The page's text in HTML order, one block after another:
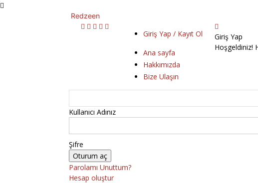
Redzeen
Giriş Yap / Kayıt Ol
Ana sayfa
Hakkımızda
Bize Ulaşın
Giriş Yap
Hoşgeldiniz!
Kullanıcı Adınız
Şifre
Parolamı Unuttum?
Hesap oluştur